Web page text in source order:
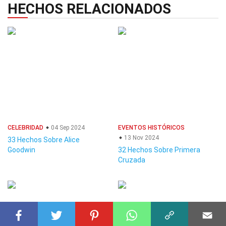
HECHOS RELACIONADOS
CELEBRIDAD 04 Sep 2024
33 Hechos Sobre Alice
Goodwin
EVENTOS HISTÓRICOS
13 Nov 2024
32 Hechos Sobre Primera
Cruzada